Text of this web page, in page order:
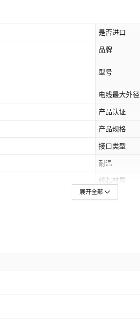
是否进口
品牌
型号
电线最大外径
产品认证
产品规格
接口类型
耐温
线芯材质
电阻
展开全部